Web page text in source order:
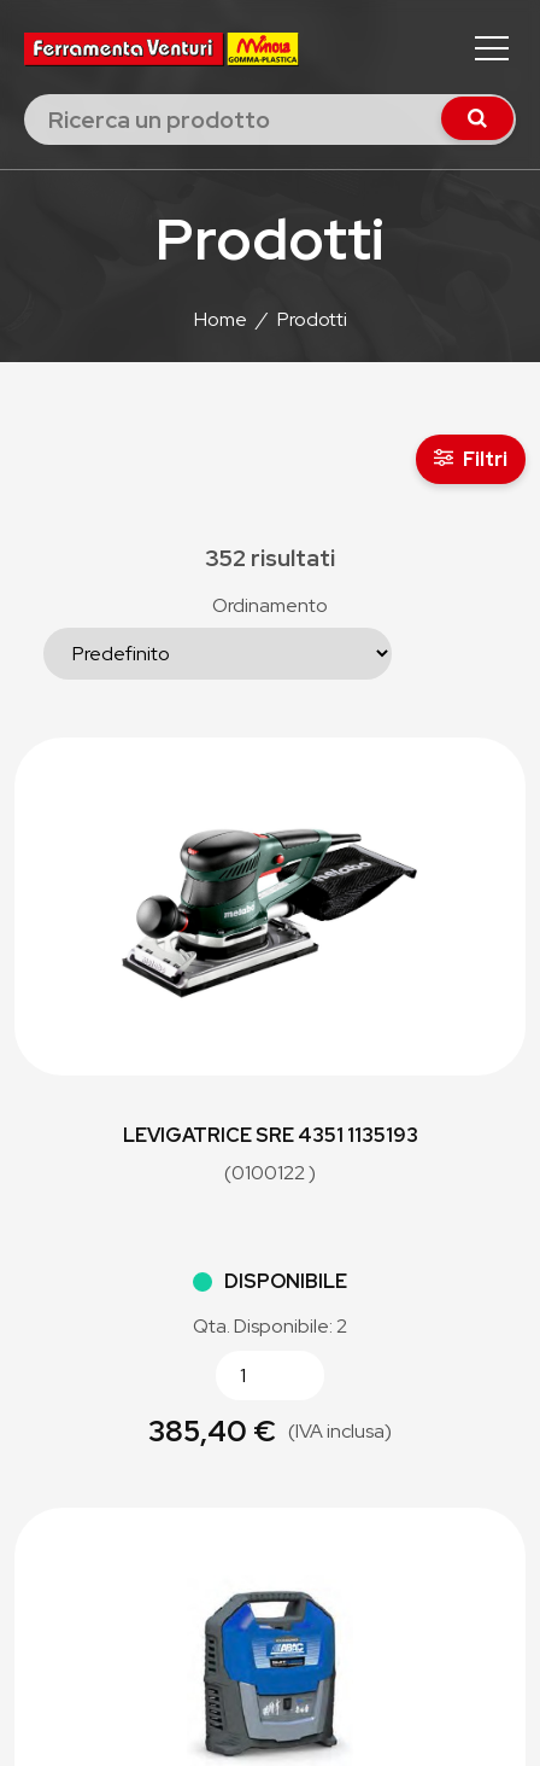
Prodotti
Home / Prodotti
Filtri
352 risultati
Ordinamento
LEVIGATRICE SRE 4351 1135193
(0100122 )
DISPONIBILE
Qta. Disponibile: 2
385,40 € (IVA inclusa)